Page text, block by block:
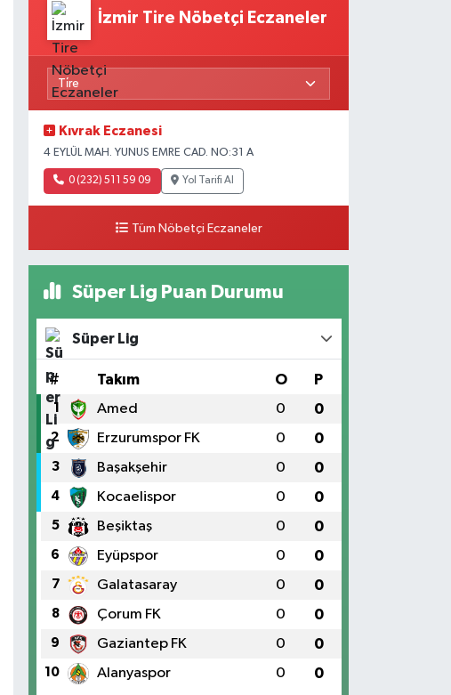
İzmir Tire Nöbetçi Eczaneler
Kıvrak Eczanesi
4 EYLÜL MAH. YUNUS EMRE CAD. NO:31 A
0 (232) 511 59 09 Yol Tarifi Al
Tüm Nöbetçi Eczaneler
Süper Lig Puan Durumu
Süper Lig
# Takım O P
1 Amed 0 0
2 Erzurumspor FK 0 0
3 Başakşehir 0 0
4 Kocaelispor 0 0
5 Beşiktaş 0 0
6 Eyüpspor 0 0
7 Galatasaray 0 0
8 Çorum FK 0 0
9 Gaziantep FK 0 0
10 Alanyaspor 0 0